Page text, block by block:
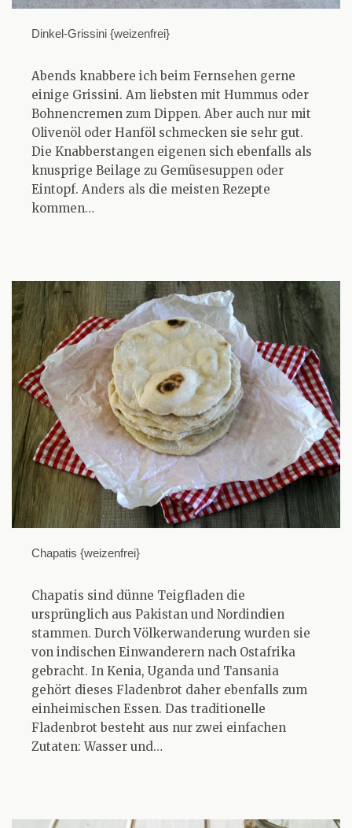
Dinkel-Grissini {weizenfrei}
Abends knabbere ich beim Fernsehen gerne
einige Grissini. Am liebsten mit Hummus oder
Bohnencremen zum Dippen. Aber auch nur mit
Olivenöl oder Hanföl schmecken sie sehr gut.
Die Knabberstangen eigenen sich ebenfalls als
knusprige Beilage zu Gemüsesuppen oder
Eintopf. Anders als die meisten Rezepte
kommen…
Chapatis {weizenfrei}
Chapatis sind dünne Teigfladen die
ursprünglich aus Pakistan und Nordindien
stammen. Durch Völkerwanderung wurden sie
von indischen Einwanderern nach Ostafrika
gebracht. In Kenia, Uganda und Tansania
gehört dieses Fladenbrot daher ebenfalls zum
einheimischen Essen. Das traditionelle
Fladenbrot besteht aus nur zwei einfachen
Zutaten: Wasser und…